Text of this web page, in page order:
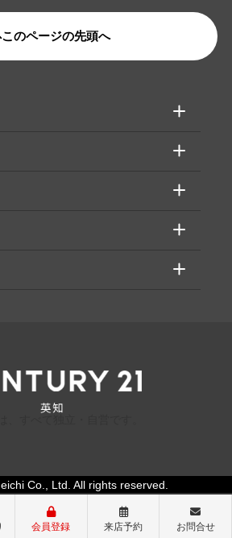
このページの先頭へ
Co., Ltd. All rights reserved.
会員登録 来店予約 お問合せ